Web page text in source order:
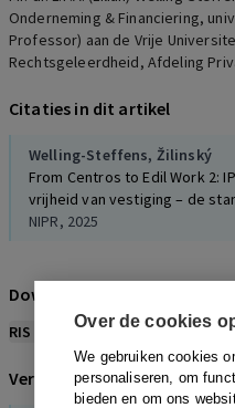
Over de cookies
We gebruiken cookies
personaliseren, om
bieden en om ons
Onderneming & Financiering,
Professor) aan de Vrije
Rechtsgeleerdheid, Afdeling
Citaties in dit artikel
Welling-Steffens, Žilinský
From Centros to Edil Work 2:
vrijheid van vestiging – de
NIPR, 2025
Download citeerwijze bij dit
RIS BibTex APA
Verwijzingen naar dit artikel